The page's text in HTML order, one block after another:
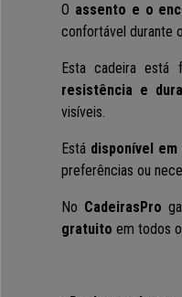
O assento e o
confortável durante
Esta cadeira está
resistência e
visíveis.
Está disponível
preferências ou
No CadeirasPro
gratuito em todos